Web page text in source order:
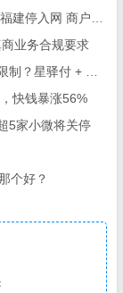
业务合规要求
快钱暴涨56%
5家小微将关停
个好？
：